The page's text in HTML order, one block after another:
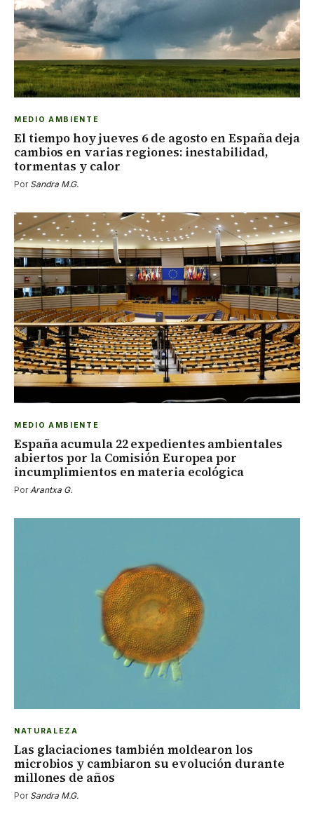
MEDIO AMBIENTE
El tiempo hoy jueves 6 de agosto en España deja
cambios en varias regiones: inestabilidad,
tormentas y calor
Por Sandra M.G.
MEDIO AMBIENTE
España acumula 22 expedientes ambientales
abiertos por la Comisión Europea por
incumplimientos en materia ecológica
Por Arantxa G.
NATURALEZA
Las glaciaciones también moldearon los
microbios y cambiaron su evolución durante
millones de años
Por Sandra M.G.